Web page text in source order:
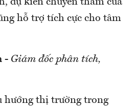
hỗ trợ tích cực cho tâm
- Giám đốc phân tích,
hướng thị trường trong